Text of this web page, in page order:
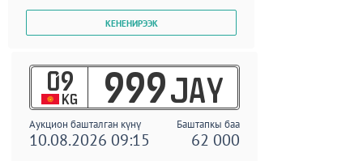
09
KG 999 JAY
Аукцион башталган күнү Баштапкы баа
10.08.2026 09:15 62 000